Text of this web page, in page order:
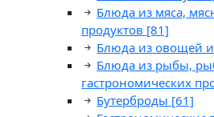
Блюда из мяса,
продуктов [81]
Блюда из овощей
Блюда из рыбы,
гастрономических
Бутерброды [61]